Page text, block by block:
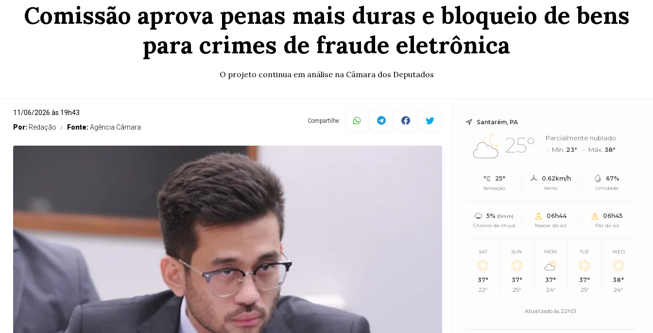
Comissão aprova penas mais duras e bloqueio de bens
para crimes de fraude eletrônica
O projeto continua em análise na Câmara dos Deputados
11/06/2026 às 19h43
Por: Redação Fonte:Agência Câmara
Compartilhe: Santarém, PA
25°
Parcialmente nublado
Mín. 23° Máx.38°
25°
Sensação
0.62km/h
Vento
67%
Umidade
5% (0mm)
Chance de chuva
06h44
Nascer do sol
06h45
Pôr do sol
SAT
37°
22°
SUN
37°
25°
MON
37°
24°
TUE
37°
25°
WED
38°
24°
Atualizado às 22h01